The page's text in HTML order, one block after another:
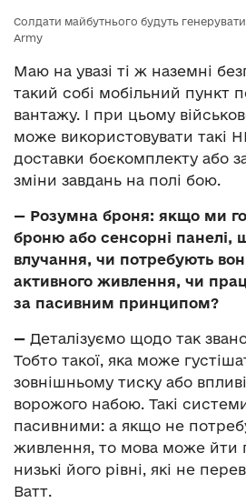
Солдати майбутнього будуть
Army
Маю на увазі ті ж наземні
такий собі мобільний пункт
вантажу. І при цьому
може використовувати такі
доставки боєкомплекту або
зміни завдань на полі бою.
— Розумна броня: якщо ми
броню або сенсорні панелі,
влучання, чи потребують
активного живлення, чи
за пасивним принципом?
— Деталізуємо щодо так
Тобто такої, яка може
зовнішньому тиску або
ворожого набою. Такі
пасивними: а якщо не
живлення, то мова може йти
низькі його рівні, які не
Ватт.